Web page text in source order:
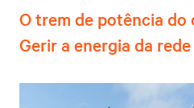
O trem de potência do
Gerir a energia da